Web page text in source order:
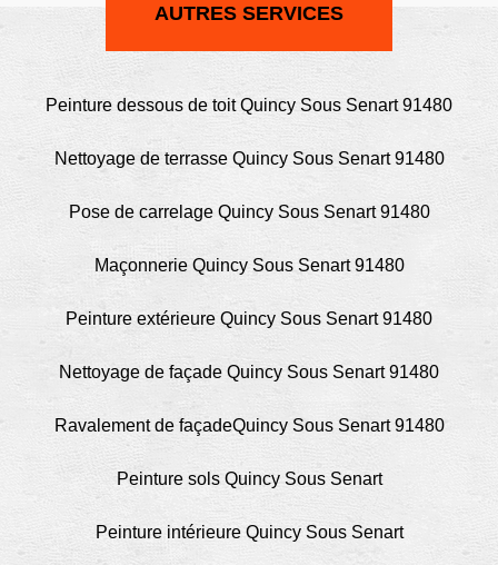
AUTRES SERVICES
Peinture dessous de toit Quincy Sous Senart 91480
Nettoyage de terrasse Quincy Sous Senart 91480
Pose de carrelage Quincy Sous Senart 91480
Maçonnerie Quincy Sous Senart 91480
Peinture extérieure Quincy Sous Senart 91480
Nettoyage de façade Quincy Sous Senart 91480
Ravalement de façadeQuincy Sous Senart 91480
Peinture sols Quincy Sous Senart
Peinture intérieure Quincy Sous Senart